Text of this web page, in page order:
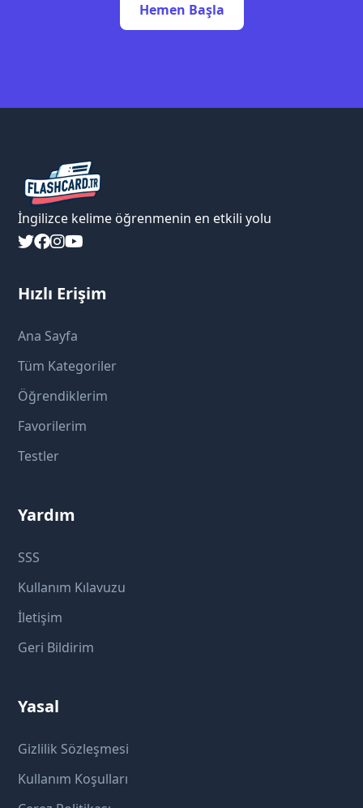
Hemen Başla
İngilizce kelime öğrenmenin en etkili yolu
Hızlı Erişim
Ana Sayfa
Tüm Kategoriler
Öğrendiklerim
Favorilerim
Testler
Yardım
SSS
Kullanım Kılavuzu
İletişim
Geri Bildirim
Yasal
Gizlilik Sözleşmesi
Kullanım Koşulları